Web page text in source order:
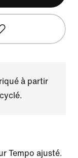
à partir
Tempo ajusté.